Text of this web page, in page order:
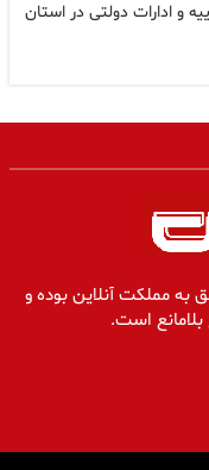
و ادارات دولتی در استان
به مملکت آنلاین بوده و
بلامانع است.